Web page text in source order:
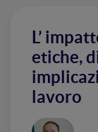
L’
etiche,
lavoro